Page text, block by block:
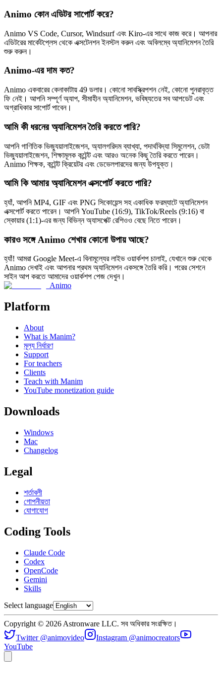
Animo কোন এডিটর সাপোর্ট করে?
Animo VS Code, Cursor, Windsurf এবং Kiro-এর সাথে কাজ করে। আপনার
এডিটরের মার্কেটপ্লেস থেকে এক্সটেনশন ইনস্টল করুন এবং অবিলম্বে অ্যানিমেশন তৈরি
শুরু করুন।
Animo-এর দাম কত?
Animo একবারের কেনাকাটায় 49 ডলার। কোনো সাবস্ক্রিপশন নেই, কোনো পুনরাবৃত্ত
ফি নেই। আপনি সম্পূর্ণ অ্যাপ, সীমাহীন অ্যানিমেশন, ভবিষ্যতের সব আপডেট এবং
অগ্রাধিকার সাপোর্ট পাবেন।
আমি কী ধরনের অ্যানিমেশন তৈরি করতে পারি?
আপনি গাণিতিক ভিজ্যুয়ালাইজেশন, অ্যালগরিদম ব্যাখ্যা, পদার্থবিদ্যা সিমুলেশন, ডেটা
ভিজ্যুয়ালাইজেশন, শিক্ষামূলক কন্টেন্ট এবং আরও অনেক কিছু তৈরি করতে পারেন।
Animo শিক্ষক, কন্টেন্ট ক্রিয়েটর এবং ডেভেলপারদের জন্য উপযুক্ত।
আমি কি আমার অ্যানিমেশন এক্সপোর্ট করতে পারি?
হ্যাঁ, আপনি MP4, GIF এবং PNG সিকোয়েন্স সহ একাধিক ফরম্যাটে অ্যানিমেশন
এক্সপোর্ট করতে পারেন। আপনি YouTube (16:9), TikTok/Reels (9:16) বা
স্কোয়ার (1:1)-এর জন্য বিভিন্ন অ্যাসপেক্ট রেশিওও বেছে নিতে পারেন।
কারও সঙ্গে Animo শেখার কোনো উপায় আছে?
হ্যাঁ! আমরা Google Meet-এ বিনামূল্যের লাইভ ওয়ার্কশপ চালাই, যেখানে শুরু থেকে
Animo দেখাই এবং আপনার প্রথম অ্যানিমেশন একসঙ্গে তৈরি করি। পরের সেশনে
সাইন আপ করতে আমাদের ওয়ার্কশপ পেজ দেখুন।
Animo
Platform
About
What is Manim?
মূল্য নির্ধারণ
Support
For teachers
Clients
Teach with Manim
YouTube monetization guide
Downloads
Windows
Mac
Changelog
Legal
শর্তাবলী
গোপনীয়তা
যোগাযোগ
Coding Tools
Claude Code
Codex
OpenCode
Gemini
Skills
Select language
Copyright © 2026 Astronware LLC. সব অধিকার সংরক্ষিত।
Twitter @animovideo
Instagram @animocreators
YouTube